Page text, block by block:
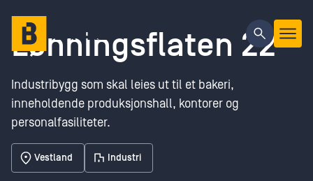
Gå til hovedinnhold
Lønningsflaten 22
Industribygg som skal leies ut til et bakeri,
inneholdende produksjonshall, kontorer og
personalfasiliteter.
Vestland Industri